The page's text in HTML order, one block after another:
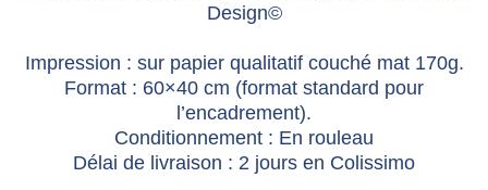
Design©
Impression : sur papier qualitatif couché mat 170g.
Format : 60×40 cm (format standard pour
l’encadrement).
Conditionnement : En rouleau
Délai de livraison : 2 jours en Colissimo